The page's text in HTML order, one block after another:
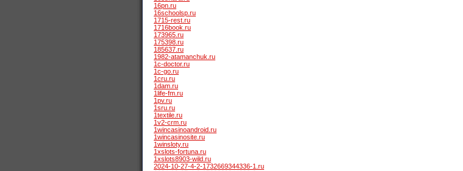
16pn.ru
16schoolsp.ru
1715-rest.ru
1716book.ru
173965.ru
175398.ru
185637.ru
1982-atamanchuk.ru
1c-doctor.ru
1c-go.ru
1cru.ru
1dam.ru
1life-fm.ru
1pv.ru
1sru.ru
1textile.ru
1v2-crm.ru
1wincasinoandroid.ru
1wincasinosite.ru
1winsloty.ru
1xslots-fortuna.ru
1xslots8903-wild.ru
2024-10-27-4-2-1732669344336-1.ru